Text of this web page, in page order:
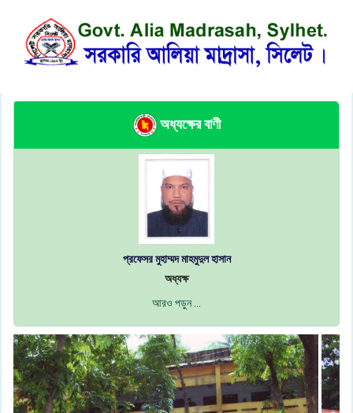
অধ্যক্ষের বাণী
প্রফেসর মুহাম্মদ মাহমুদুল হাসান
অধ্যক্ষ
আরও পড়ুন ...